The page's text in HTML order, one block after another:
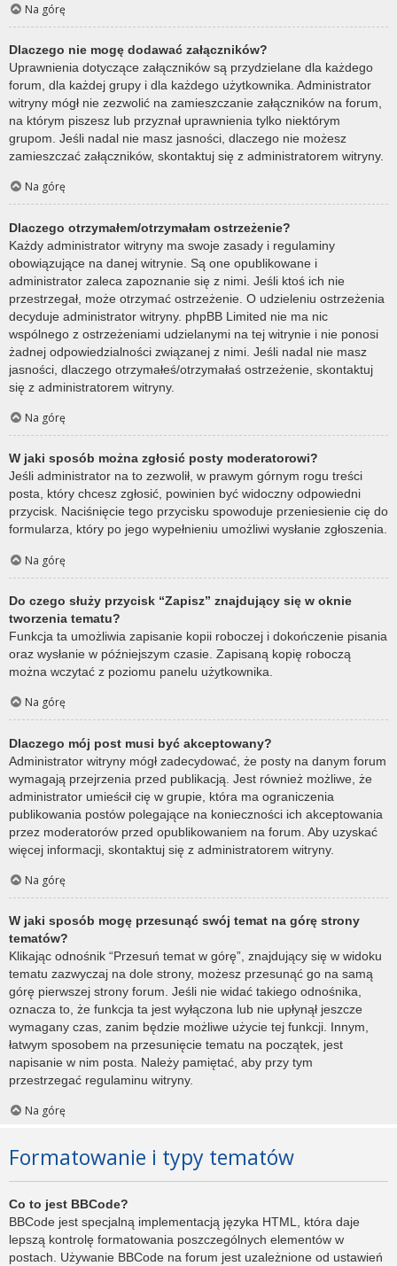
Na górę
Dlaczego nie mogę dodawać załączników?
Uprawnienia dotyczące załączników są przydzielane dla każdego
forum, dla każdej grupy i dla każdego użytkownika. Administrator
witryny mógł nie zezwolić na zamieszczanie załączników na forum,
na którym piszesz lub przyznał uprawnienia tylko niektórym
grupom. Jeśli nadal nie masz jasności, dlaczego nie możesz
zamieszczać załączników, skontaktuj się z administratorem witryny.
Na górę
Dlaczego otrzymałem/otrzymałam ostrzeżenie?
Każdy administrator witryny ma swoje zasady i regulaminy
obowiązujące na danej witrynie. Są one opublikowane i
administrator zaleca zapoznanie się z nimi. Jeśli ktoś ich nie
przestrzegał, może otrzymać ostrzeżenie. O udzieleniu ostrzeżenia
decyduje administrator witryny. phpBB Limited nie ma nic
wspólnego z ostrzeżeniami udzielanymi na tej witrynie i nie ponosi
żadnej odpowiedzialności związanej z nimi. Jeśli nadal nie masz
jasności, dlaczego otrzymałeś/otrzymałaś ostrzeżenie, skontaktuj
się z administratorem witryny.
Na górę
W jaki sposób można zgłosić posty moderatorowi?
Jeśli administrator na to zezwolił, w prawym górnym rogu treści
posta, który chcesz zgłosić, powinien być widoczny odpowiedni
przycisk. Naciśnięcie tego przycisku spowoduje przeniesienie cię do
formularza, który po jego wypełnieniu umożliwi wysłanie zgłoszenia.
Na górę
Do czego służy przycisk “Zapisz” znajdujący się w oknie
tworzenia tematu?
Funkcja ta umożliwia zapisanie kopii roboczej i dokończenie pisania
oraz wysłanie w późniejszym czasie. Zapisaną kopię roboczą
można wczytać z poziomu panelu użytkownika.
Na górę
Dlaczego mój post musi być akceptowany?
Administrator witryny mógł zadecydować, że posty na danym forum
wymagają przejrzenia przed publikacją. Jest również możliwe, że
administrator umieścił cię w grupie, która ma ograniczenia
publikowania postów polegające na konieczności ich akceptowania
przez moderatorów przed opublikowaniem na forum. Aby uzyskać
więcej informacji, skontaktuj się z administratorem witryny.
Na górę
W jaki sposób mogę przesunąć swój temat na górę strony
tematów?
Klikając odnośnik “Przesuń temat w górę”, znajdujący się w widoku
tematu zazwyczaj na dole strony, możesz przesunąć go na samą
górę pierwszej strony forum. Jeśli nie widać takiego odnośnika,
oznacza to, że funkcja ta jest wyłączona lub nie upłynął jeszcze
wymagany czas, zanim będzie możliwe użycie tej funkcji. Innym,
łatwym sposobem na przesunięcie tematu na początek, jest
napisanie w nim posta. Należy pamiętać, aby przy tym
przestrzegać regulaminu witryny.
Na górę
Formatowanie i typy tematów
Co to jest BBCode?
BBCode jest specjalną implementacją języka HTML, która daje
lepszą kontrolę formatowania poszczególnych elementów w
postach. Używanie BBCode na forum jest uzależnione od ustawień